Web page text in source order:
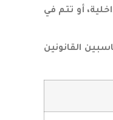
أو تتم في
القانونين